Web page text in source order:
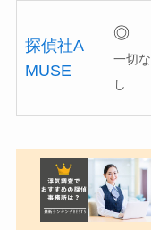
探偵社A
MUSE
◎
一切な
し